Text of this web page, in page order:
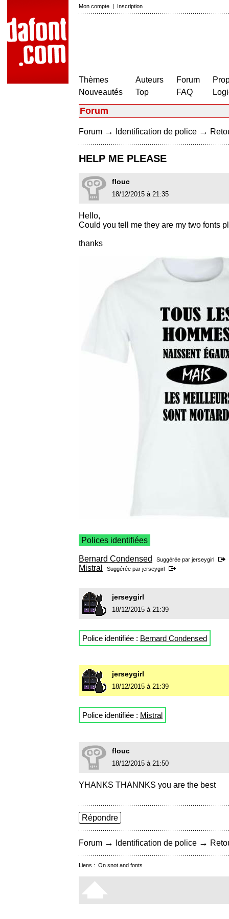
Mon compte | Inscription
Thèmes
Nouveautés
Auteurs
Top
Forum
FAQ
Forum
Forum → Identification de police →
HELP ME PLEASE
flouc
18/12/2015 à 21:35
Hello,
Could you tell me they are my two fonts
thanks
Polices identifiées
Bernard Condensed Suggérée par jerseygirl
Mistral Suggérée par jerseygirl
jerseygirl
18/12/2015 à 21:39
Police identifiée : Bernard Condensed
jerseygirl
18/12/2015 à 21:39
Police identifiée : Mistral
flouc
18/12/2015 à 21:50
YHANKS THANNKS you are the best
Répondre
Forum → Identification de police →
Liens : On snot and fonts